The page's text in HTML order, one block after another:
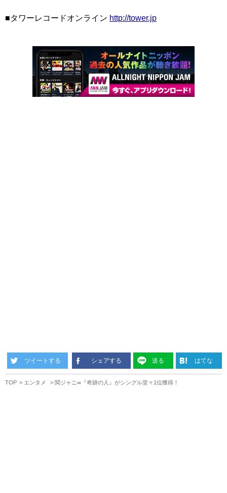
■タワーレコードオンライン http://tower.jp
ツイートする シェアする 送る はてな
TOP エンタメ 関ジャニ∞『奇跡の人』がシングル堂々1位獲得！